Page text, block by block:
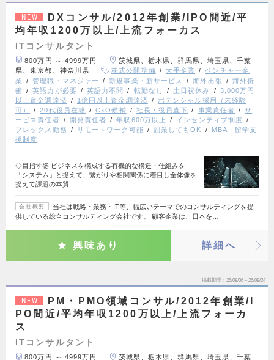
NEW
DXコンサル/2012年創業/IPO間近/平
均年収1200万以上/上流フォーカス
ITコンサルタント
800万円 ～ 4999万円
茨城県、栃木県、群馬県、埼玉県、千葉
県、東京都、神奈川県
株式公開準備 大手企業
ベンチャー企
業
管理職・マネジャー 新規事業・新サービス 海外出張
海外折
衝
英語力が必要 英語力不問 転勤なし 土日祝休み
3,000万円
以上資金調達済
1億円以上資金調達済
ポテンシャル採用（未経験
可）
20代役員在籍 CxO候補 社長・役員直下 事業責任者
サ
ービス責任者
開発責任者 年収600万以上
インセンティブ制度
フレックス勤務
リモートワーク可能 副業してもOK
MBA・留学支
援制度
◇目指す姿 ビジネスを構成する有機的な構造・仕組みを
「システム」と捉えて、繋がりや相関関係に着目し全体像を
捉えて課題の本質…
会社概要
当社は戦略・業務・IT等、幅広いテーマでのコンサルティングを提
供している総合コンサルティング会社です。 顧客企業は、日本を…
興味あり 詳細へ
掲載期間 26/08/06～26/08/24
NEW
PM・PMO領域コンサル/2012年創業/I
PO間近/平均年収1200万以上/上流フォーカ
ス
ITコンサルタント
800万円 ～ 4999万円 茨城県、栃木県、群馬県、埼玉県、千葉